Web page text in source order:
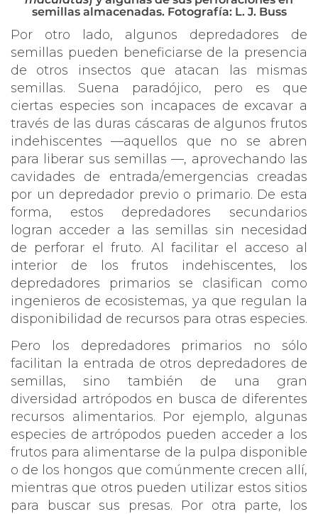
semillas almacenadas. Fotografía: L. J. Buss
Por otro lado, algunos depredadores de
semillas pueden beneficiarse de la presencia
de otros insectos que atacan las mismas
semillas. Suena paradójico, pero es que
ciertas especies son incapaces de excavar a
través de las duras cáscaras de algunos frutos
indehiscentes —aquellos que no se abren
para liberar sus semillas —, aprovechando las
cavidades de entrada/emergencias creadas
por un depredador previo o primario. De esta
forma, estos depredadores secundarios
logran acceder a las semillas sin necesidad
de perforar el fruto. Al facilitar el acceso al
interior de los frutos indehiscentes, los
depredadores primarios se clasifican como
ingenieros de ecosistemas, ya que regulan la
disponibilidad de recursos para otras especies.
Pero los depredadores primarios no sólo
facilitan la entrada de otros depredadores de
semillas, sino también de una gran
diversidad artrópodos en busca de diferentes
recursos alimentarios. Por ejemplo, algunas
especies de artrópodos pueden acceder a los
frutos para alimentarse de la pulpa disponible
o de los hongos que comúnmente crecen allí,
mientras que otros pueden utilizar estos sitios
para buscar sus presas. Por otra parte, los